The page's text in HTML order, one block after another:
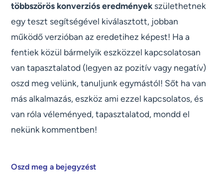
többszörös konverziós eredmények születhetnek
egy teszt segítségével kiválasztott, jobban
működő verzióban az eredetihez képest! Ha a
fentiek közül bármelyik eszközzel kapcsolatosan
van tapasztalatod (legyen az pozitív vagy negatív)
oszd meg velünk, tanuljunk egymástól! Sőt ha van
más alkalmazás, eszköz ami ezzel kapcsolatos, és
van róla véleményed, tapasztalatod, mondd el
nekünk kommentben!
Oszd meg a bejegyzést